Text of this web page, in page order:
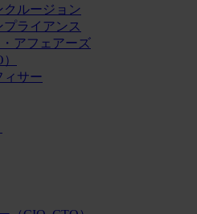
クルージョン
ライアンス
アフェアーズ
ィサー